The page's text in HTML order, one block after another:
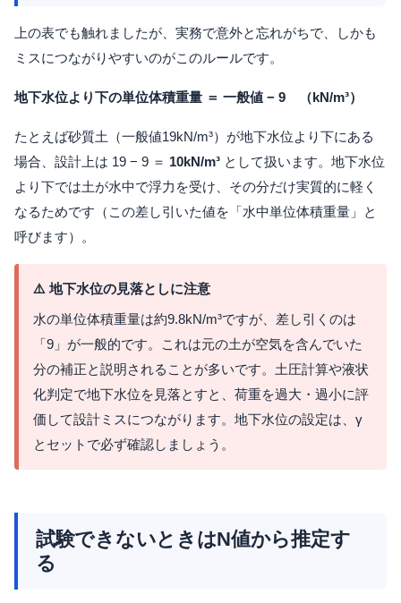
上の表でも触れましたが、実務で意外と忘れがちで、しかも
ミスにつながりやすいのがこのルールです。
地下水位より下の単位体積重量 ＝ 一般値 − 9 （kN/m³）
たとえば砂質土（一般値19kN/m³）が地下水位より下にある
場合、設計上は 19 − 9 ＝ 10kN/m³ として扱います。地下水位
より下では土が水中で浮力を受け、その分だけ実質的に軽く
なるためです（この差し引いた値を「水中単位体積重量」と
呼びます）。
⚠️ 地下水位の見落としに注意
水の単位体積重量は約9.8kN/m³ですが、差し引くのは
「9」が一般的です。これは元の土が空気を含んでいた
分の補正と説明されることが多いです。土圧計算や液状
化判定で地下水位を見落とすと、荷重を過大・過小に評
価して設計ミスにつながります。地下水位の設定は、γ
とセットで必ず確認しましょう。
試験できないときはN値から推定す
る